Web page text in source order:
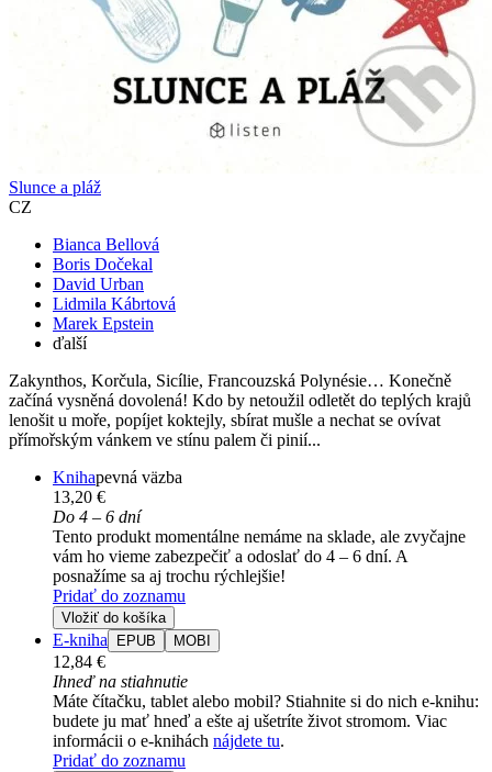
Slunce a pláž
CZ
Bianca Bellová
Boris Dočekal
David Urban
Lidmila Kábrtová
Marek Epstein
ďalší
Zakynthos, Korčula, Sicílie, Francouzská Polynésie… Konečně
začíná vysněná dovolená! Kdo by netoužil odletět do teplých krajů
lenošit u moře, popíjet koktejly, sbírat mušle a nechat se ovívat
přímořským vánkem ve stínu palem či pinií...
Knihapevná väzba
13,20 €
Do 4 – 6 dní
Tento produkt momentálne nemáme na sklade, ale zvyčajne
vám ho vieme zabezpečiť a odoslať do 4 – 6 dní. A
posnažíme sa aj trochu rýchlejšie!
Pridať do zoznamu
Vložiť do košíka
E-kniha EPUB MOBI
12,84 €
Ihneď na stiahnutie
Máte čítačku, tablet alebo mobil? Stiahnite si do nich e-knihu:
budete ju mať hneď a ešte aj ušetríte život stromom. Viac
informácii o e-knihách nájdete tu.
Pridať do zoznamu